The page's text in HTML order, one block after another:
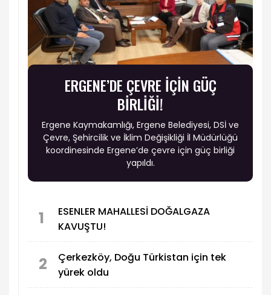
ERGENE’DE ÇEVRE İÇİN GÜÇ
BİRLİĞİ!
Ergene Kaymakamlığı, Ergene Belediyesi, DSİ ve
Çevre, Şehircilik ve İklim Değişikliği İl Müdürlüğü
koordinesinde Ergene’de çevre için güç birliği
yapıldı.
1
ESENLER MAHALLESİ DOĞALGAZA
KAVUŞTU!
2
Çerkezköy, Doğu Türkistan için tek
yürek oldu